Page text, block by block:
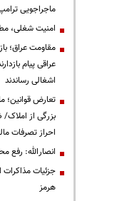
ماجراجویی
‌امنیت شغلی،
مقاومت عراق؛
عراقی پیام
اشغالی رساندند
تعارض قوانین؛
بزرگی از
احراز تصرفات
انصارالله:
جزئیات مذاکرات
هرمز